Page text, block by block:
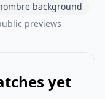
background
previews
yet